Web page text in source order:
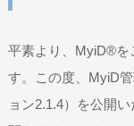
平素より、MyiD®を
す。この度、MyiD
ョン2.1.4）を公開